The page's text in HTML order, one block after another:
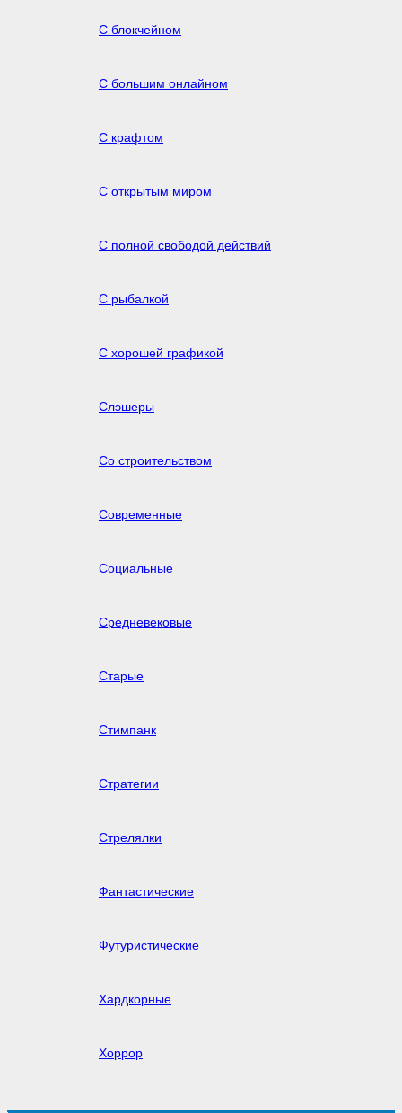
С блокчейном
С большим онлайном
С крафтом
С открытым миром
С полной свободой действий
С рыбалкой
С хорошей графикой
Слэшеры
Со строительством
Современные
Социальные
Средневековые
Старые
Стимпанк
Стратегии
Стрелялки
Фантастические
Футуристические
Хардкорные
Хоррор